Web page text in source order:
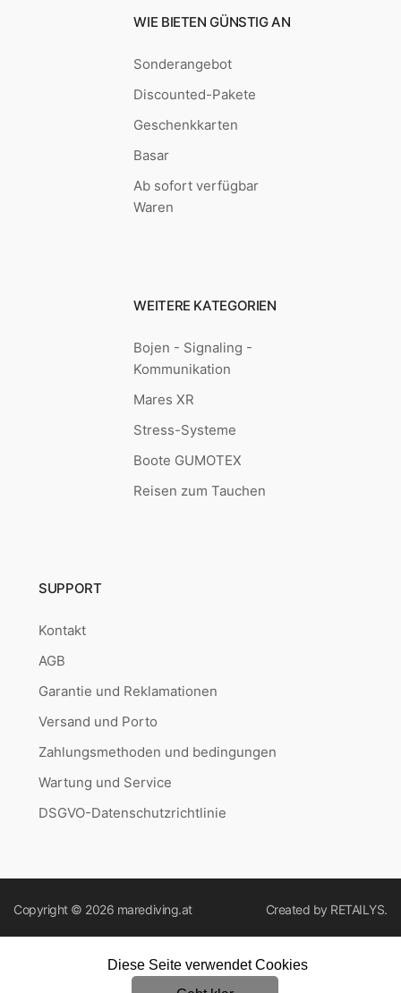
WIE BIETEN GÜNSTIG AN
Sonderangebot
Discounted-Pakete
Geschenkkarten
Basar
Ab sofort verfügbar
Waren
WEITERE KATEGORIEN
Bojen - Signaling -
Kommunikation
Mares XR
Stress-Systeme
Boote GUMOTEX
Reisen zum Tauchen
SUPPORT
Kontakt
AGB
Garantie und Reklamationen
Versand und Porto
Zahlungsmethoden und bedingungen
Wartung und Service
DSGVO-Datenschutzrichtlinie
Copyright © 2026 marediving.at Created by RETAILYS.
Diese Seite verwendet Cookies